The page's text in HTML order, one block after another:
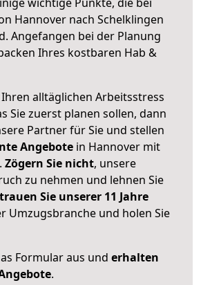
Hannover nach Schelklingen
Angefangen bei der Planung
Ihres kostbaren Hab &
alltäglichen Arbeitsstress
Sie zuerst planen sollen, dann
Partner für Sie und stellen
Angebote in Hannover mit
Zögern Sie nicht, unsere
zu nehmen und lehnen Sie
Sie unserer 11 Jahre
Umzugsbranche und holen Sie
Formular aus und erhalten
.